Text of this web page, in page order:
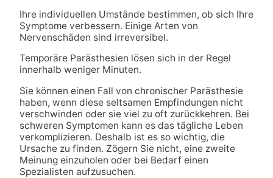
Ihre individuellen Umstände bestimmen, ob sich Ihre
Symptome verbessern. Einige Arten von
Nervenschäden sind irreversibel.
Temporäre Parästhesien lösen sich in der Regel
innerhalb weniger Minuten.
Sie können einen Fall von chronischer Parästhesie
haben, wenn diese seltsamen Empfindungen nicht
verschwinden oder sie viel zu oft zurückkehren. Bei
schweren Symptomen kann es das tägliche Leben
verkomplizieren. Deshalb ist es so wichtig, die
Ursache zu finden. Zögern Sie nicht, eine zweite
Meinung einzuholen oder bei Bedarf einen
Spezialisten aufzusuchen.